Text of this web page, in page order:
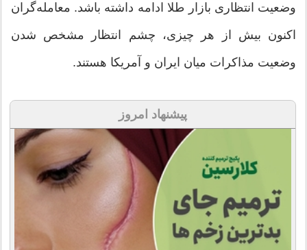
وضعیت انتظاری بازار طلا ادامه داشته باشد. معامله‌گران
اکنون بیش از هر چیزی، چشم انتظار مشخص شدن
وضعیت مذاکرات میان ایران و آمریکا هستند.
پیشنهاد امروز